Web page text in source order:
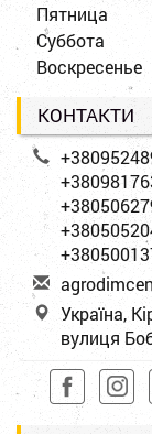
Пятница
Суббота
Воскресенье
КОНТАКТИ
agrodimcen
Україна,
вулиця